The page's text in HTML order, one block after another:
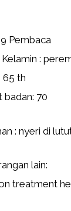
Pembaca
Kelamin :
65 th
badan: 70
: nyeri di
lain:
treatment